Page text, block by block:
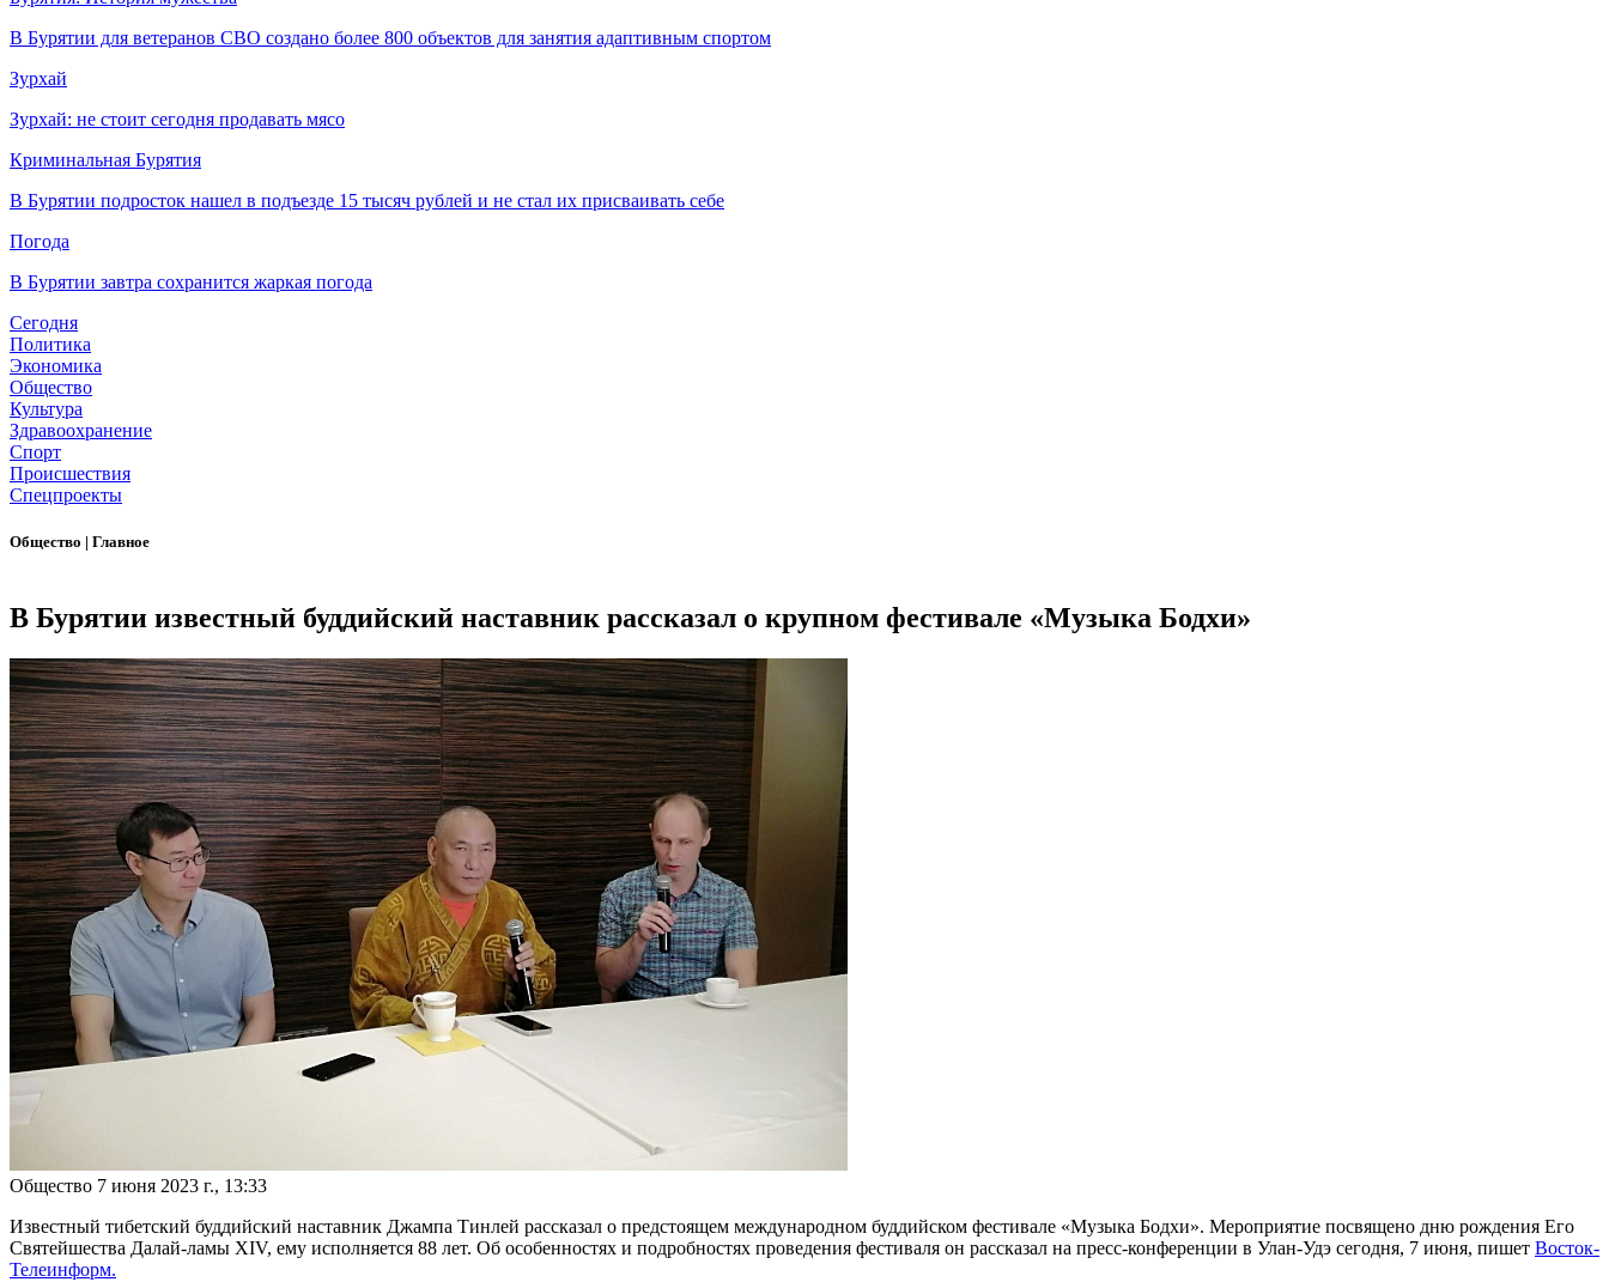
В Бурятии для ветеранов СВО создано более 800 объектов для занятия адаптивным спортом
Зурхай
Зурхай: не стоит сегодня продавать мясо
Криминальная Бурятия
В Бурятии подросток нашел в подъезде 15 тысяч рублей и не стал их присваивать себе
Погода
В Бурятии завтра сохранится жаркая погода
Сегодня
Политика
Экономика
Общество
Культура
Здравоохранение
Спорт
Происшествия
Спецпроекты
Общество | Главное
В Бурятии известный буддийский наставник рассказал о крупном фестивале «Музыка Бодхи»
Общество 7 июня 2023 г., 13:33
Известный тибетский буддийский наставник Джампа Тинлей рассказал о предстоящем международном буддийском фестивале «Музыка Бодхи». Мероприятие посвящено дню рождения Его
Святейшества Далай-ламы XIV, ему исполняется 88 лет. Об особенностях и подробностях проведения фестиваля он рассказал на пресс-конференции в Улан-Удэ сегодня, 7 июня, пишет Восток-
Телеинформ.